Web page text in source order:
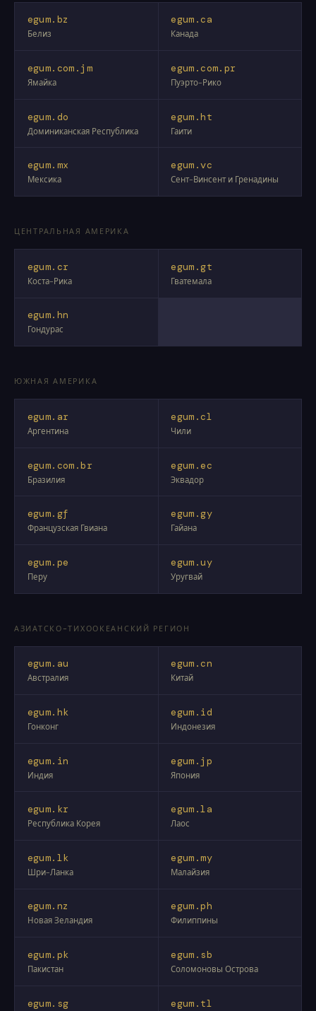
egum.bz
Белиз
egum.ca
Канада
egum.com.jm
Ямайка
egum.com.pr
Пуэрто-Рико
egum.do
Доминиканская Республика
egum.ht
Гаити
egum.mx
Мексика
egum.vc
Сент-Винсент и Гренадины
ЦЕНТРАЛЬНАЯ АМЕРИКА
egum.cr
Коста-Рика
egum.gt
Гватемала
egum.hn
Гондурас
ЮЖНАЯ АМЕРИКА
egum.ar
Аргентина
egum.cl
Чили
egum.com.br
Бразилия
egum.ec
Эквадор
egum.gf
Французская Гвиана
egum.gy
Гайана
egum.pe
Перу
egum.uy
Уругвай
АЗИАТСКО-ТИХООКЕАНСКИЙ РЕГИОН
egum.au
Австралия
egum.cn
Китай
egum.hk
Гонконг
egum.id
Индонезия
egum.in
Индия
egum.jp
Япония
egum.kr
Республика Корея
egum.la
Лаос
egum.lk
Шри-Ланка
egum.my
Малайзия
egum.nz
Новая Зеландия
egum.ph
Филиппины
egum.pk
Пакистан
egum.sb
Соломоновы Острова
egum.sg egum.tl